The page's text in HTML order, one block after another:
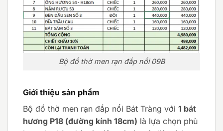
Bộ đồ thờ men rạn đắp nổi 09B
Giới thiệu sản phẩm
Bộ đồ thờ men rạn đắp nổi Bát Tràng với 1 bát
hương P18 (đường kính 18cm) là lựa chọn phù